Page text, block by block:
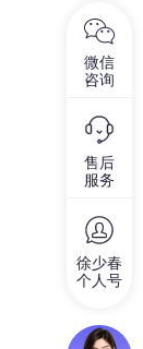
微信
咨询
售后
服务
徐少春
个人号